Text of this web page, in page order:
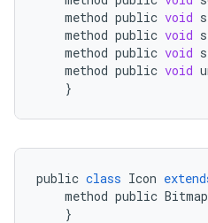
method public void
method public void
method public void
method public void
}
public class Icon
method public Bitmap
}